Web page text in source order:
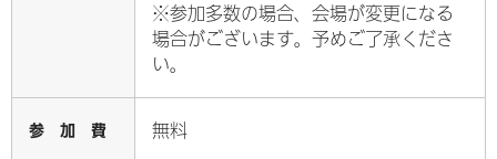
※参加多数の場合、会場が変更になる
場合がございます。予めご了承くださ
い。
参 加 費 無料